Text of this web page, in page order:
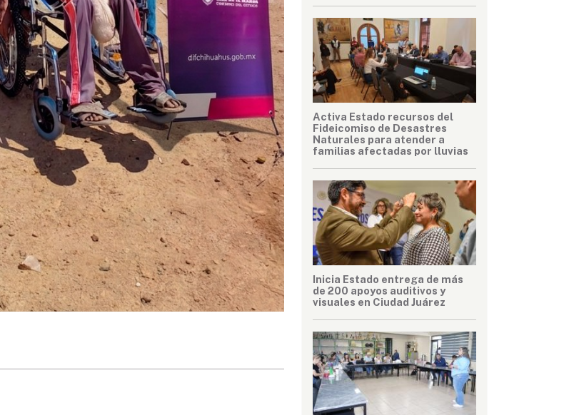
Activa Estado recursos del
Fideicomiso de Desastres
Naturales para atender a
familias afectadas por lluvias
Inicia Estado entrega de más
de 200 apoyos auditivos y
visuales en Ciudad Juárez